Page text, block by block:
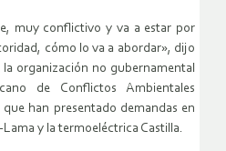
muy conflictivo y va a estar por
cómo lo va a abordar», dijo
organización no gubernamental
de Conflictos Ambientales
han presentado demandas en
y la termoeléctrica Castilla.